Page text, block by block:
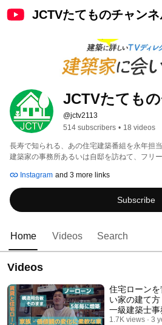
JCTVたてものチャンネ
JCTVたても
@jctv2113
514 subscribers • 18 videos
長寿で知られる、あの住宅建築番組を永年担
建築家の事務所あるいは自邸を訪ねて、フリ
Instagram and 3 more links
Subscribe
Home Videos Search
Videos
住宅ローン
い家の建て
一級建築士
1.7K views 3